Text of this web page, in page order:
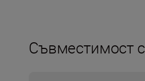
Съвместимост с